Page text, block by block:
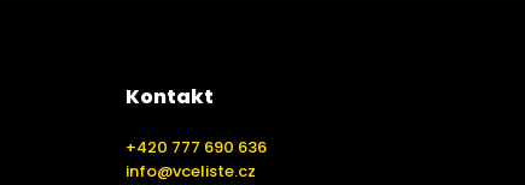
Kontakt
+420 777 690 636
info@vceliste.cz